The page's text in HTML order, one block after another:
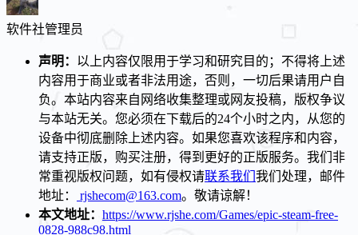
软件社管理员
声明： 以上内容仅限用于学习和研究目的；不得将上述
内容用于商业或者非法用途，否则，一切后果请用户自
负。本站内容来自网络收集整理或网友投稿，版权争议
与本站无关。您必须在下载后的24个小时之内，从您的
设备中彻底删除上述内容。如果您喜欢该程序和内容，
请支持正版，购买注册，得到更好的正版服务。我们非
常重视版权问题，如有侵权请联系我们 我们处理，邮件
地址：
rjshecom@163.com。敬请谅解！
本文地址： https://www.rjshe.com/Games/epic-steam-free-
0828-988c98.html